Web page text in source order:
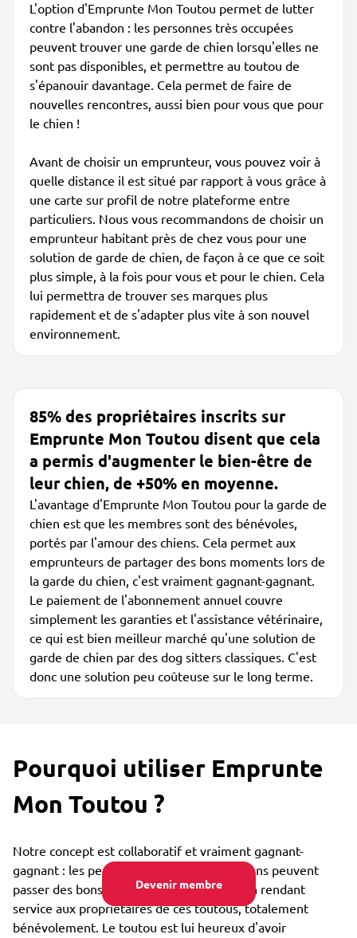
Devenir membre
L'option d'Emprunte Mon Toutou permet de lutter
contre l'abandon : les personnes très occupées
peuvent trouver une garde de chien lorsqu'elles ne
sont pas disponibles, et permettre au toutou de
s'épanouir davantage. Cela permet de faire de
nouvelles rencontres, aussi bien pour vous que pour
le chien !
Avant de choisir un emprunteur, vous pouvez voir à
quelle distance il est situé par rapport à vous grâce à
une carte sur profil de notre plateforme entre
particuliers. Nous vous recommandons de choisir un
emprunteur habitant près de chez vous pour une
solution de garde de chien, de façon à ce que ce soit
plus simple, à la fois pour vous et pour le chien. Cela
lui permettra de trouver ses marques plus
rapidement et de s'adapter plus vite à son nouvel
environnement.
85% des propriétaires inscrits sur
Emprunte Mon Toutou disent que cela
a permis d'augmenter le bien-être de
leur chien, de +50% en moyenne.
L'avantage d'Emprunte Mon Toutou pour la garde de
chien est que les membres sont des bénévoles,
portés par l'amour des chiens. Cela permet aux
emprunteurs de partager des bons moments lors de
la garde du chien, c'est vraiment gagnant-gagnant.
Le paiement de l'abonnement annuel couvre
simplement les garanties et l'assistance vétérinaire,
ce qui est bien meilleur marché qu'une solution de
garde de chien par des dog sitters classiques. C'est
donc une solution peu coûteuse sur le long terme.
Pourquoi utiliser Emprunte
Mon Toutou ?
Notre concept est collaboratif et vraiment gagnant-
gagnant : les personnes qui aiment les chiens peuvent
passer des bons moments avec eux tout en rendant
service aux propriétaires de ces toutous, totalement
bénévolement. Le toutou est lui heureux d'avoir